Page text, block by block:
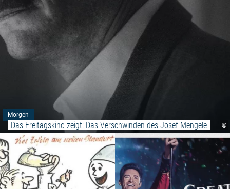
©
Morgen
Das Freitagskino zeigt: Das Verschwinden des Josef Mengele
Weiterlesen: "Günter Endlich"